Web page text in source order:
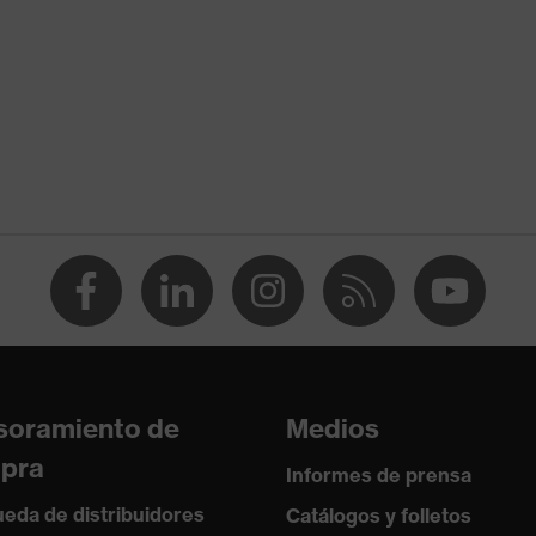
+ A2:2001
de
de distribuidores
Medios
Informes de prensa
Catálogos y folletos